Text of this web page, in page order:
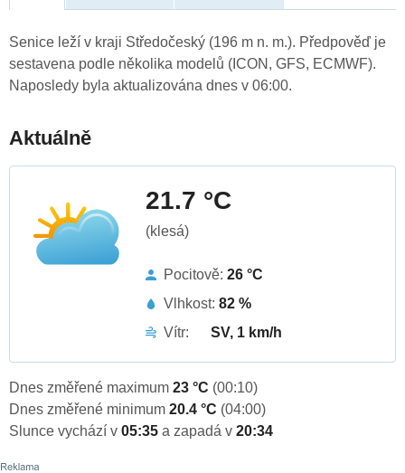
Senice leží v kraji Středočeský (196 m n. m.). Předpověď je
sestavena podle několika modelů (ICON, GFS, ECMWF).
Naposledy byla aktualizována dnes v 06:00.
Aktuálně
21.7 °C
(klesá)
Pocitově: 26 °C
Vlhkost: 82 %
Vítr:
SV, 1 km/h
Dnes změřené maximum 23 °C (00:10)
Dnes změřené minimum 20.4 °C (04:00)
Slunce vychází v 05:35 a zapadá v 20:34